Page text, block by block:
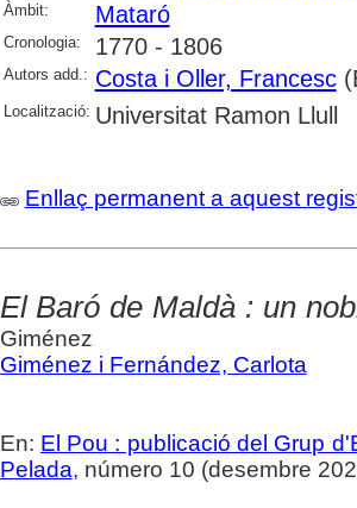
Àmbit: Mataró
Cronologia: 1770 - 1806
Autors add.: Costa i Oller, Francesc
Localització: Universitat Ramon Llull
Enllaç permanent a aquest
El Baró de Maldà : un
Giménez
Giménez i Fernández, Carlota
En: El Pou : publicació del Grup
Pelada, número 10 (desembre